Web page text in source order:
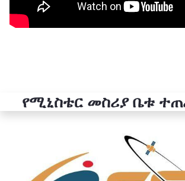
የሚኒስቴር መስሪያ ቤቱ